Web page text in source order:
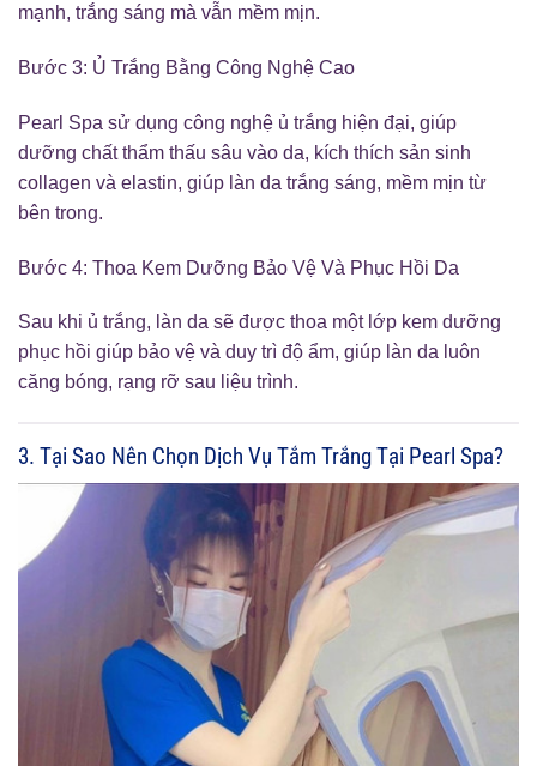
mạnh, trắng sáng mà vẫn mềm mịn.
Bước 3: Ủ Trắng Bằng Công Nghệ Cao
Pearl Spa sử dụng công nghệ ủ trắng hiện đại, giúp
dưỡng chất thẩm thấu sâu vào da, kích thích sản sinh
collagen và elastin, giúp làn da trắng sáng, mềm mịn từ
bên trong.
Bước 4: Thoa Kem Dưỡng Bảo Vệ Và Phục Hồi Da
Sau khi ủ trắng, làn da sẽ được thoa một lớp kem dưỡng
phục hồi giúp bảo vệ và duy trì độ ẩm, giúp làn da luôn
căng bóng, rạng rỡ sau liệu trình.
3. Tại Sao Nên Chọn Dịch Vụ Tắm Trắng Tại Pearl Spa?